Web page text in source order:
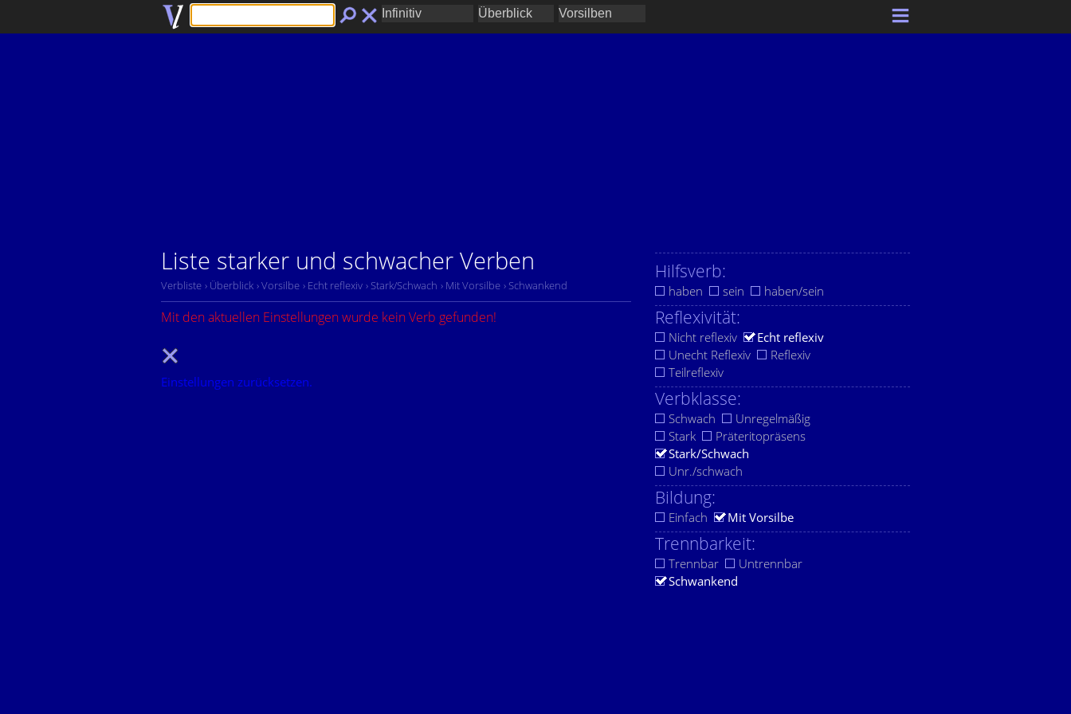
Liste starker und schwacher Verben
Verbliste › Überblick › Vorsilbe › Echt reflexiv › Stark/Schwach › Mit Vorsilbe › Schwankend
Mit den aktuellen Einstellungen wurde kein Verb gefunden!
Einstellungen zurücksetzen.
Hilfsverb:
haben sein haben/sein
Reflexivität:
Nicht reflexiv
Echt reflexiv
Unecht Reflexiv
Reflexiv
Teilreflexiv
Verbklasse:
Schwach
Unregelmäßig
Stark
Präteritopräsens
Stark/Schwach
Unr./schwach
Bildung:
Einfach Mit Vorsilbe
Trennbarkeit:
Trennbar
Untrennbar
Schwankend